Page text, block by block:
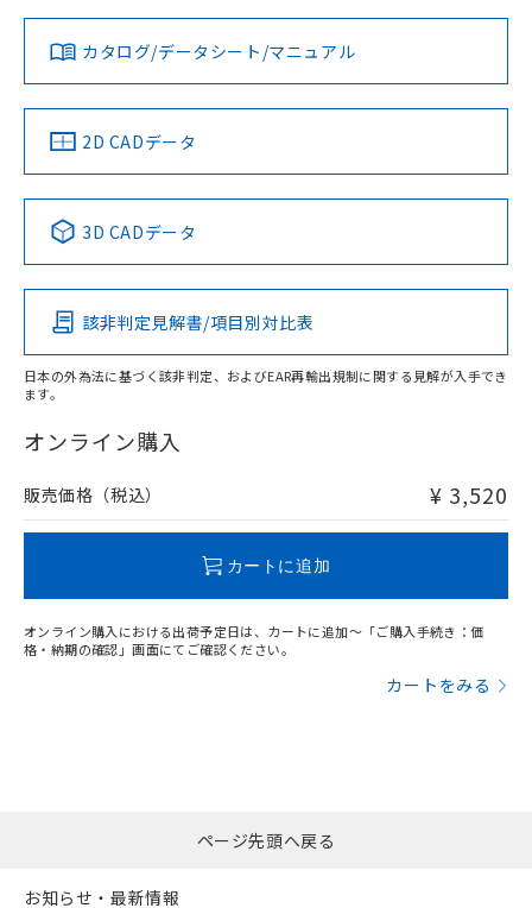
ダウンロードデータをご利用いただく前に、以下を必ずお読
みください。
ソフトウェアの使用条件
対応済み
中国 RoHS 注意事項・凡例
Pb Hg Cd Cr(VI)
O
在庫等で未対応品が混在する可能性があります。
問い合わせください。
カタログ/データシート/マニュアル
2D CADデータ
3D CADデータ
該非判定見解書/項目別対比表
日本の外為法に基づく該非判定、およびEAR再輸出規制に関する見解が入手でき
ます。
オンライン購入
販売価格（税込） ¥ 3,520
カートに追加
オンライン購入における出荷予定日は、カートに追加～「ご購入手続き：価
格・納期の確認」画面にてご確認ください。
カートをみる
ページ先頭へ戻る
お知らせ・最新情報